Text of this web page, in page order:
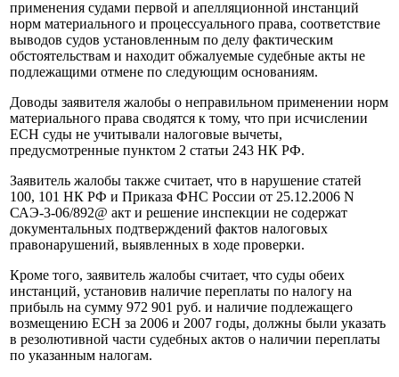
применения судами первой и апелляционной инстанций
норм материального и процессуального права, соответствие
выводов судов установленным по делу фактическим
обстоятельствам и находит обжалуемые судебные акты не
подлежащими отмене по следующим основаниям.
Доводы заявителя жалобы о неправильном применении норм
материального права сводятся к тому, что при исчислении
ЕСН суды не учитывали налоговые вычеты,
предусмотренные пунктом 2 статьи 243 НК РФ.
Заявитель жалобы также считает, что в нарушение статей
100, 101 НК РФ и Приказа ФНС России от 25.12.2006 N
САЭ-3-06/892@ акт и решение инспекции не содержат
документальных подтверждений фактов налоговых
правонарушений, выявленных в ходе проверки.
Кроме того, заявитель жалобы считает, что суды обеих
инстанций, установив наличие переплаты по налогу на
прибыль на сумму 972 901 руб. и наличие подлежащего
возмещению ЕСН за 2006 и 2007 годы, должны были указать
в резолютивной части судебных актов о наличии переплаты
по указанным налогам.